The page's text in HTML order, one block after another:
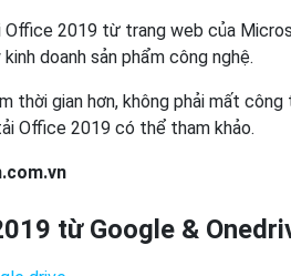
Office 2019 từ trang web của
doanh sản phẩm công nghệ.
thời gian hơn, không phải mất
Office 2019 có thể tham khảo.
từ Google &